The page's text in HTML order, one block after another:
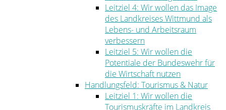
Leitziel 4: Wir wollen das Image
des Landkreises Wittmund als
Lebens- und Arbeitsraum
verbessern
Leitziel 5: Wir wollen die
Potentiale der Bundeswehr für
die Wirtschaft nutzen
Handlungsfeld: Tourismus & Natur
Leitziel 1: Wir wollen die
Tourismuskräfte im Landkreis